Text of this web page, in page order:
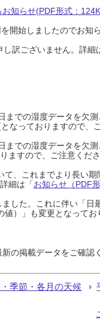
知らせ(PDF形式：
開始しましたのでお知
訳ございません。詳細
での湿度データを欠
なっておりますので、
での湿度データを欠
ますので、ご注意くだ
、これまでより長い
細は「お知らせ（PDF
した。これに伴い「日
値）」も変更となって
の掲載データをご確認
季節・各月の天候